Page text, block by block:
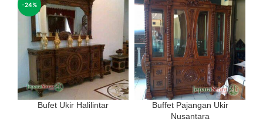
-24%
Bufet Ukir Halilintar
Buffet Pajangan Ukir
Nusantara